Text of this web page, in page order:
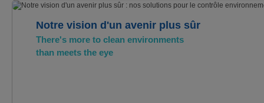
Notre vision d'un avenir plus sûr
There's more to clean environments
than meets the eye